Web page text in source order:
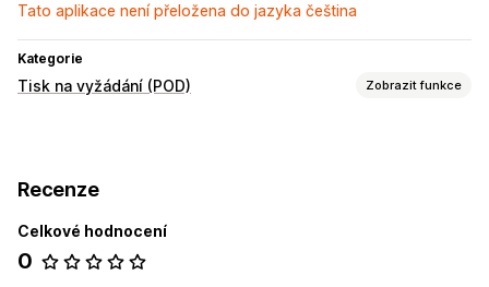
Tato aplikace není přeložena do jazyka čeština
Kategorie
Tisk na vyžádání (POD) Zobrazit funkce
Celoplošný potisk Oděvy
Možnosti dopravy
Recenze
Celkové hodnocení
0